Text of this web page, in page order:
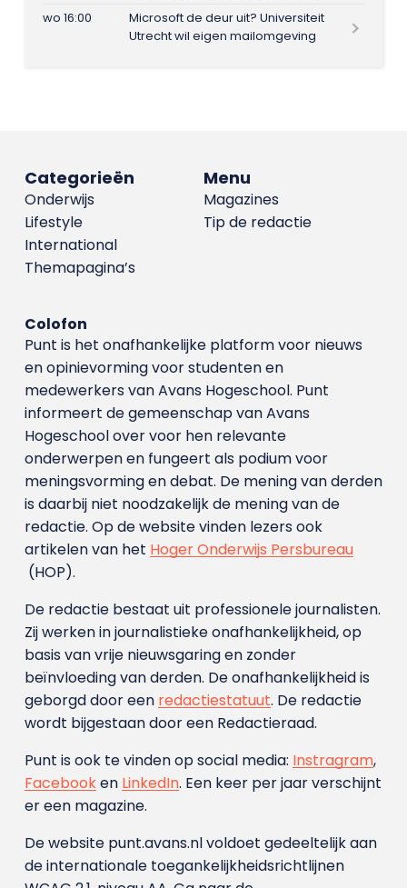
wo 16:00
Microsoft de deur uit? Universiteit
Utrecht wil eigen mailomgeving
Menu
Magazines
Tip de redactie
Categorieën
Onderwijs
Lifestyle
International
Themapagina’s
Colofon
Punt is het onafhankelijke platform voor nieuws
en opinievorming voor studenten en
medewerkers van Avans Hoge­school. Punt
informeert de gemeenschap van Avans
Hogeschool over voor hen relevante
onderwerpen en fungeert als podium voor
meningsvorming en debat. De mening van derden
is daarbij niet noodzakelijk de mening van de
redactie. Op de website vinden lezers ook
artikelen van het Hoger Onderwijs Persbureau
(HOP).
De redactie bestaat uit professionele journalisten.
Zij werken in journalistieke onafhankelijkheid, op
basis van vrije nieuwsgaring en zonder
beïnvloeding van derden. De onafhankelijkheid is
geborgd door een redactiestatuut. De redactie
wordt bijgestaan door een Redactieraad.
Punt is ook te vinden op social media: Instragram,
Facebooken LinkedIn. Een keer per jaar verschijnt
er een magazine.
De website punt.avans.nl voldoet gedeeltelijk aan
de internationale toegankelijkheidsrichtlijnen